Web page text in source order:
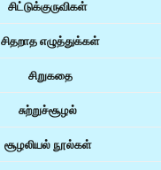
சிட்டுக்குருவிகள்
சிதறாத எழுத்துக்கள்
சிறுகதை
சுற்றுச்சூழல்
சூழலியல் நூல்கள்